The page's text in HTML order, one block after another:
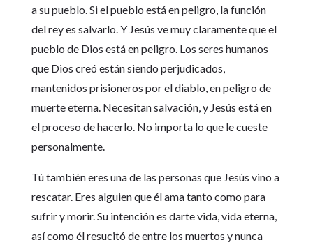
a su pueblo. Si el pueblo está en peligro, la función
del rey es salvarlo. Y Jesús ve muy claramente que el
pueblo de Dios está en peligro. Los seres humanos
que Dios creó están siendo perjudicados,
mantenidos prisioneros por el diablo, en peligro de
muerte eterna. Necesitan salvación, y Jesús está en
el proceso de hacerlo. No importa lo que le cueste
personalmente.
Tú también eres una de las personas que Jesús vino a
rescatar. Eres alguien que él ama tanto como para
sufrir y morir. Su intención es darte vida, vida eterna,
así como él resucitó de entre los muertos y nunca